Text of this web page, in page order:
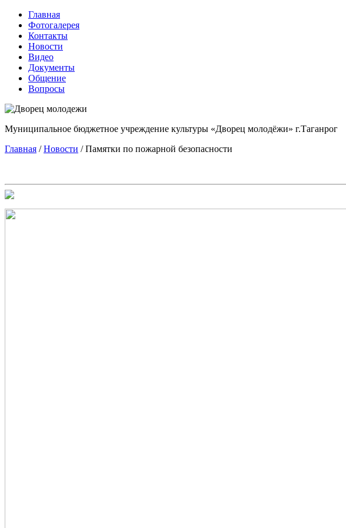
Главная
Фотогалерея
Контакты
Новости
Видео
Документы
Общение
Вопросы
Муниципальное бюджетное учреждение культуры «Дворец молодёжи» г.Таганрог
Главная /Новости /Памятки по пожарной безопасности